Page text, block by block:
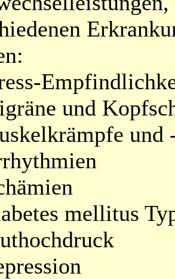
und
und
mellitus